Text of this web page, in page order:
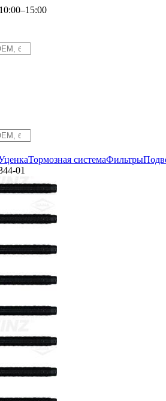
Тормозная системаФильтры
01